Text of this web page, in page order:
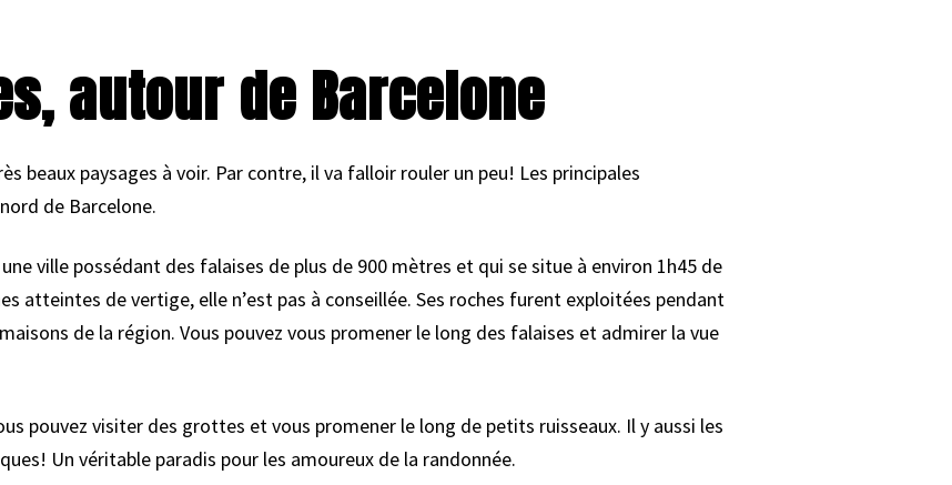
autour de Barcelone
beaux paysages à voir. Par contre, il va falloir rouler un peu! Les principales
de Barcelone.
ville possédant des falaises de plus de 900 mètres et qui se situe à environ 1h45 de
atteintes de vertige, elle n’est pas à conseillée. Ses roches furent exploitées pendant
de la région. Vous pouvez vous promener le long des falaises et admirer la vue
pouvez visiter des grottes et vous promener le long de petits ruisseaux. Il y aussi les
Un véritable paradis pour les amoureux de la randonnée.